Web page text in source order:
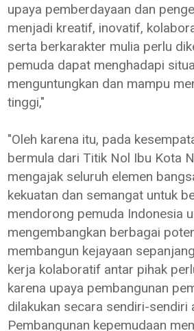
upaya pemberdayaan dan
menjadi kreatif, inovatif,
serta berkarakter mulia perlu
pemuda dapat menghadapi
menguntungkan dan mampu
tinggi,"
"Oleh karena itu, pada
bermula dari Titik Nol Ibu Kota
mengajak seluruh elemen
kekuatan dan semangat untuk
mendorong pemuda Indonesia
mengembangkan berbagai
membangun kejayaan
kerja kolaboratif antar pihak
karena upaya pembangunan
dilakukan secara sendiri-sendiri
Pembangunan kepemudaan